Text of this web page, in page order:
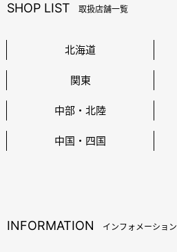
SHOP LIST 取扱店舗一覧
北海道
関東
中部・北陸
中国・四国
INFORMATION インフォメーション